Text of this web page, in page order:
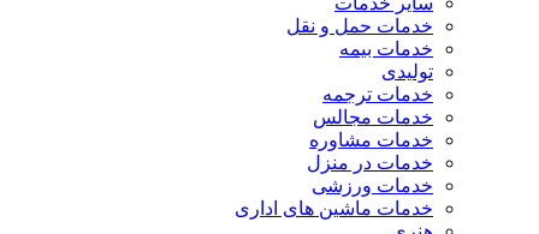
خدمات حمل و نقل
خدمات بیمه
تولیدی
خدمات ترجمه
خدمات مجالس
خدمات مشاوره
خدمات در منزل
خدمات ورزشی
خدمات ماشین های اداری